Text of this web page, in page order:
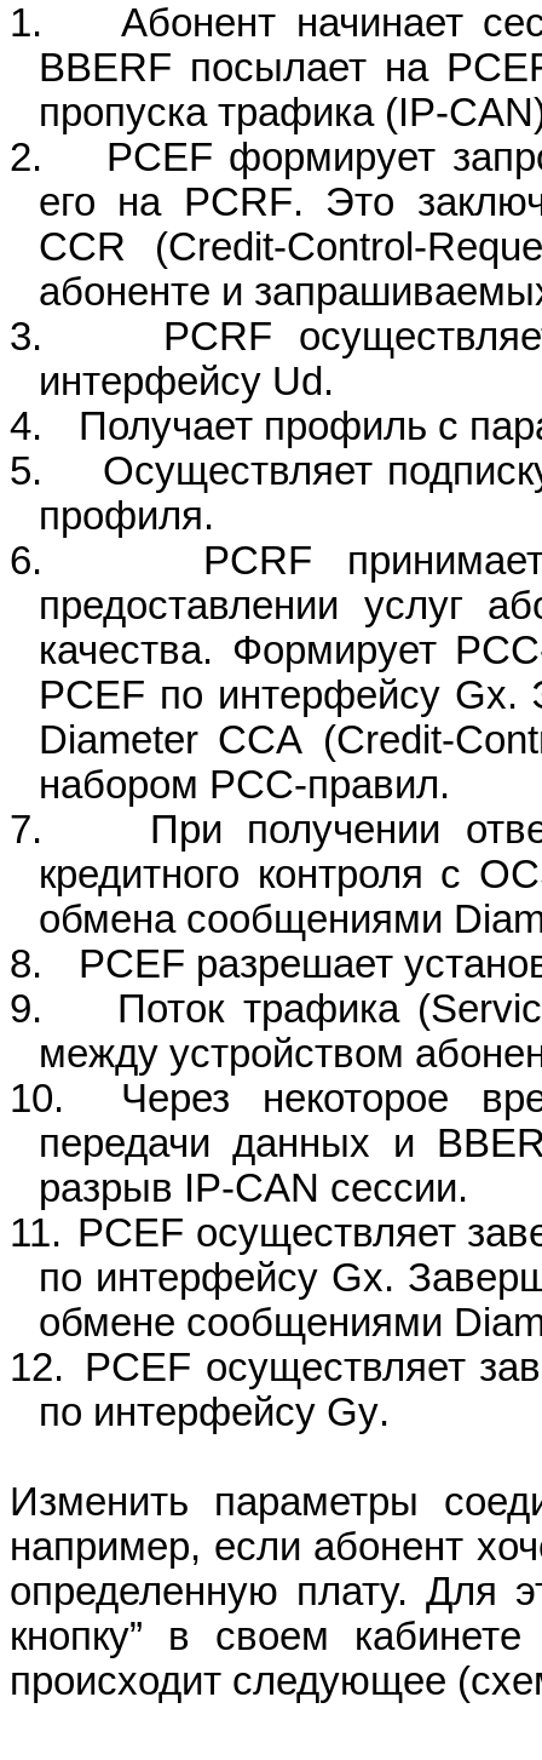
1.
Абонент начинает
BBERF посылает на
пропуска трафика (IP-CAN
2.
PCEF формирует
его на PCRF. Это
CCR (Credit-Control -
абоненте и
3.
PCRF
интерфейсу Ud.
4.
Получает профиль с
5.
Осуществляет
профиля.
6.
PCRF
предоставлении услуг
качества. Формирует PCC
PCEF по интерфейсу Gx.
Diameter CCA (Credit-
набором PCC-правил.
7.
При получении
кредитного контроля с
обмена сообщениями
8.
PCEF разрешает
9.
Поток трафика (
между устройством
10.
Через некоторое
передачи данных и
разрыв IP-CAN сессии.
11. PCEF осуществляет
по интерфейсу Gx.
обмене сообщениями
12. PCEF осуществляет
по интерфейсу Gy.
Изменить параметры
например, если абонент
определенную плату. Для
кнопку” в своем
происходит следующее